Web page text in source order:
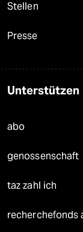
Stellen
Presse
Unterstützen
abo
genossenschaft
taz zahl ich
recherchefonds